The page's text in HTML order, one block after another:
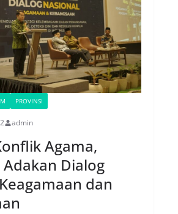
PROVINSI
admin
Agama,
Dialog
dan